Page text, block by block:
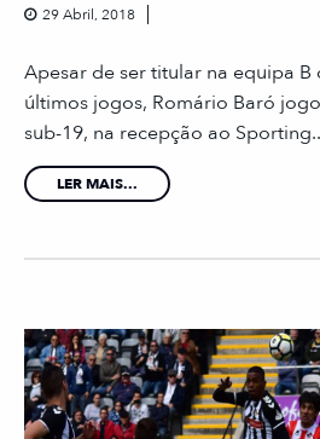
29 Abril, 2018
Apesar de ser titular na equipa
últimos jogos, Romário Baró
sub-19, na recepção ao
LER MAIS...